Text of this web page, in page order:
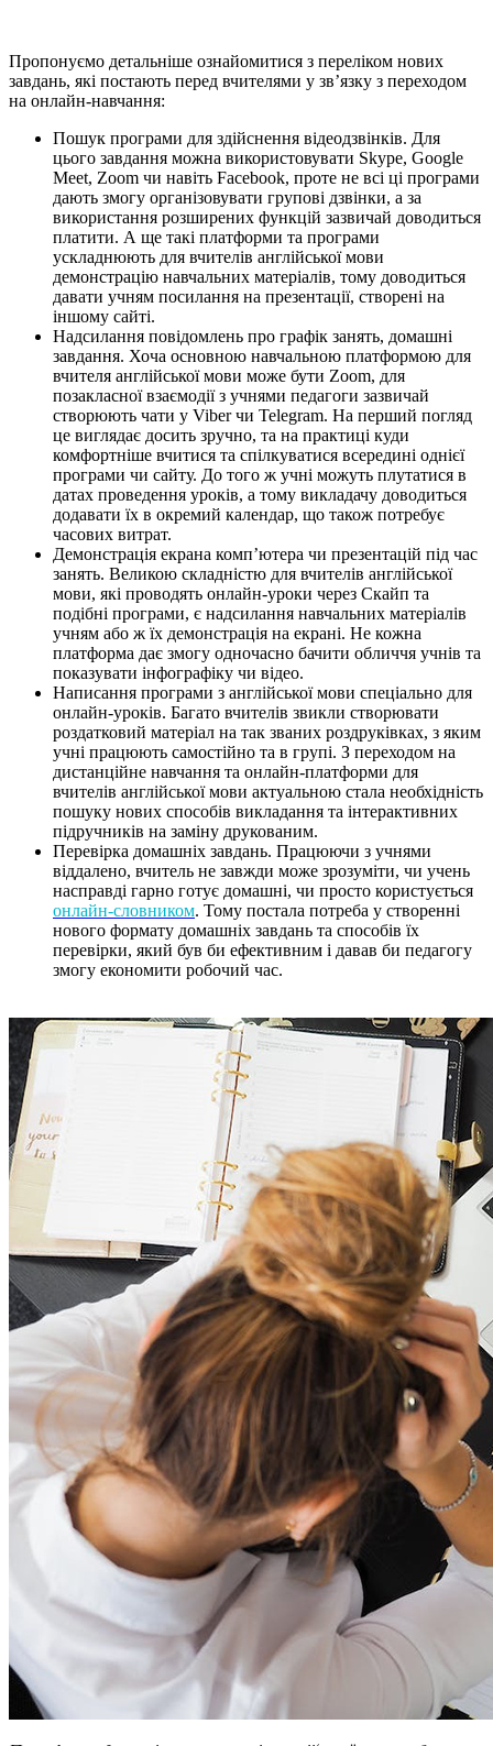
Пропонуємо детальніше ознайомитися з переліком нових
завдань, які постають перед вчителями у зв’язку з переходом
на онлайн-навчання:
Пошук програми для здійснення відеодзвінків. Для
цього завдання можна використовувати Skype, Google
Meet, Zoom чи навіть Facebook, проте не всі ці програми
дають змогу організовувати групові дзвінки, а за
використання розширених функцій зазвичай доводиться
платити. А ще такі платформи та програми
ускладнюють для вчителів англійської мови
демонстрацію навчальних матеріалів, тому доводиться
давати учням посилання на презентації, створені на
іншому сайті.
Надсилання повідомлень про графік занять, домашні
завдання. Хоча основною навчальною платформою для
вчителя англійської мови може бути Zoom, для
позакласної взаємодії з учнями педагоги зазвичай
створюють чати у Viber чи Telegram. На перший погляд
це виглядає досить зручно, та на практиці куди
комфортніше вчитися та спілкуватися всередині однієї
програми чи сайту. До того ж учні можуть плутатися в
датах проведення уроків, а тому викладачу доводиться
додавати їх в окремий календар, що також потребує
часових витрат.
Демонстрація екрана комп’ютера чи презентацій під час
занять. Великою складністю для вчителів англійської
мови, які проводять онлайн-уроки через Скайп та
подібні програми, є надсилання навчальних матеріалів
учням або ж їх демонстрація на екрані. Не кожна
платформа дає змогу одночасно бачити обличчя учнів та
показувати інфографіку чи відео.
Написання програми з англійської мови спеціально для
онлайн-уроків. Багато вчителів звикли створювати
роздатковий матеріал на так званих роздруківках, з яким
учні працюють самостійно та в групі. З переходом на
дистанційне навчання та онлайн-платформи для
вчителів англійської мови актуальною стала необхідність
пошуку нових способів викладання та інтерактивних
підручників на заміну друкованим.
Перевірка домашніх завдань. Працюючи з учнями
віддалено, вчитель не завжди може зрозуміти, чи учень
насправді гарно готує домашні, чи просто користується
онлайн-словником. Тому постала потреба у створенні
нового формату домашніх завдань та способів їх
перевірки, який був би ефективним і давав би педагогу
змогу економити робочий час.